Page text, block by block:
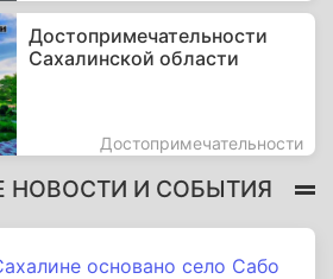
Достопримечательности
Сахалинской области
Достопримечательности
НОВОСТИ И СОБЫТИЯ
основано село Сабо